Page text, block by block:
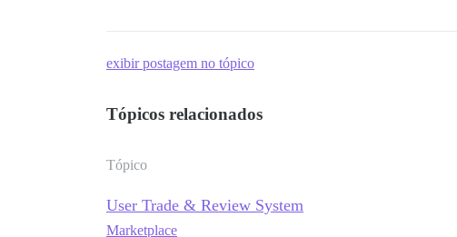
exibir postagem no tópico
Tópicos relacionados
Tópico
User Trade & Review System
Marketplace